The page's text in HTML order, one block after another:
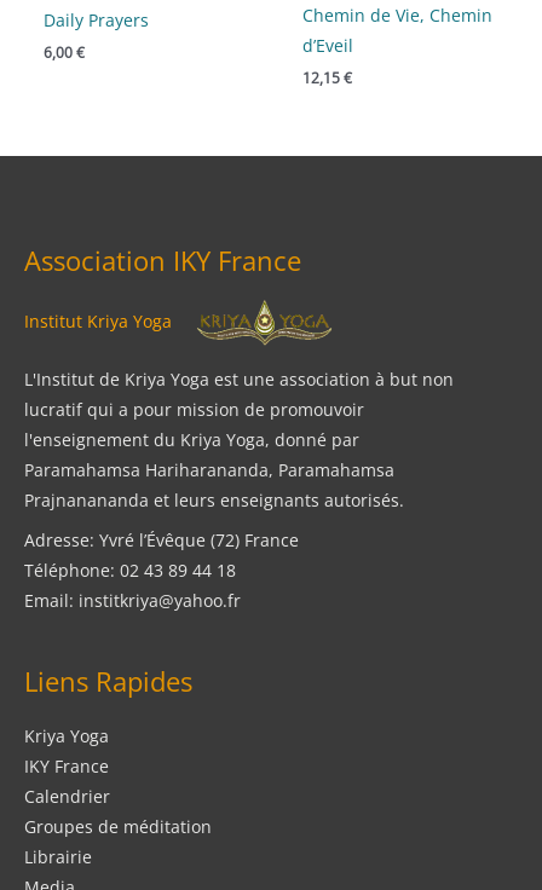
Daily Prayers
6,00€
Chemin de Vie, Chemin
d’Eveil
12,15€
Association IKY France
Institut Kriya Yoga
L'Institut de Kriya Yoga est une association à but non
lucratif qui a pour mission de promouvoir
l'enseignement du Kriya Yoga, donné par
Paramahamsa Hariharananda, Paramahamsa
Prajnanananda et leurs enseignants autorisés.
Adresse: Yvré l’Évêque (72) France
Téléphone: 02 43 89 44 18
Email: institkriya@yahoo.fr
Liens Rapides
Kriya Yoga
IKY France
Calendrier
Groupes de méditation
Librairie